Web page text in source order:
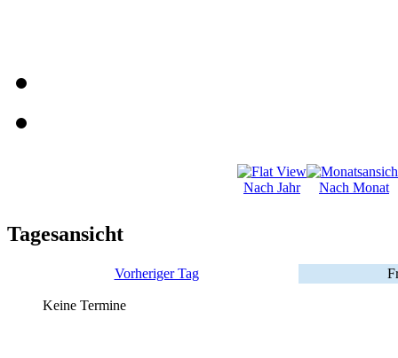
Nach Jahr Nach Monat
Tagesansicht
Vorheriger Tag
Keine Termine